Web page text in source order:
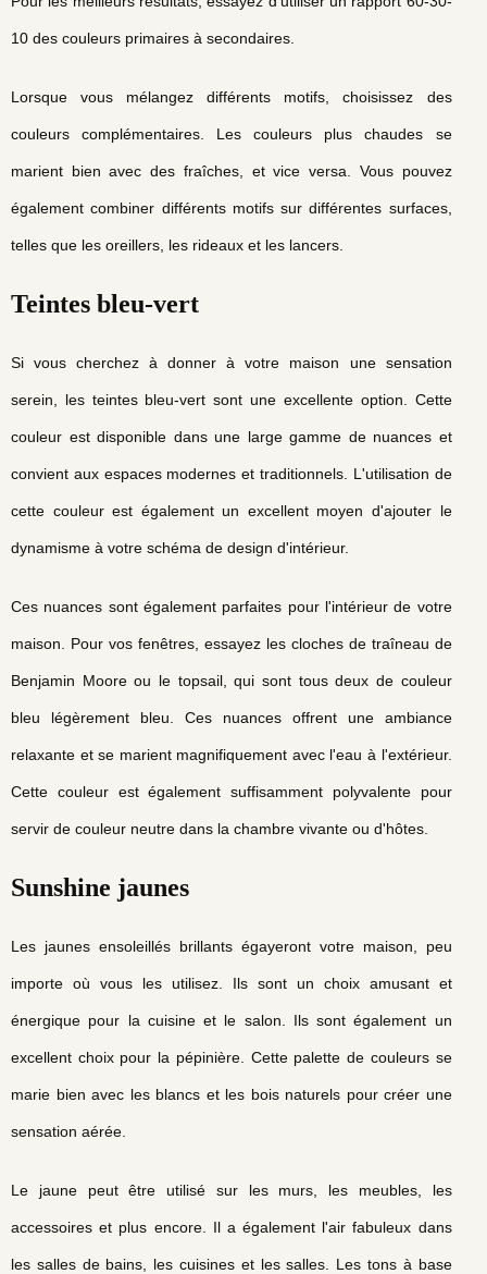
10 des couleurs primaires à secondaires.
Lorsque vous mélangez différents motifs, choisissez des
couleurs complémentaires. Les couleurs plus chaudes se
marient bien avec des fraîches, et vice versa. Vous pouvez
également combiner différents motifs sur différentes surfaces,
telles que les oreillers, les rideaux et les lancers.
Teintes bleu-vert
Si vous cherchez à donner à votre maison une sensation
serein, les teintes bleu-vert sont une excellente option. Cette
couleur est disponible dans une large gamme de nuances et
convient aux espaces modernes et traditionnels. L'utilisation de
cette couleur est également un excellent moyen d'ajouter le
dynamisme à votre schéma de design d'intérieur.
Ces nuances sont également parfaites pour l'intérieur de votre
maison. Pour vos fenêtres, essayez les cloches de traîneau de
Benjamin Moore ou le topsail, qui sont tous deux de couleur
bleu légèrement bleu. Ces nuances offrent une ambiance
relaxante et se marient magnifiquement avec l'eau à l'extérieur.
Cette couleur est également suffisamment polyvalente pour
servir de couleur neutre dans la chambre vivante ou d'hôtes.
Sunshine jaunes
Les jaunes ensoleillés brillants égayeront votre maison, peu
importe où vous les utilisez. Ils sont un choix amusant et
énergique pour la cuisine et le salon. Ils sont également un
excellent choix pour la pépinière. Cette palette de couleurs se
marie bien avec les blancs et les bois naturels pour créer une
sensation aérée.
Le jaune peut être utilisé sur les murs, les meubles, les
accessoires et plus encore. Il a également l'air fabuleux dans
les salles de bains, les cuisines et les salles. Les tons à base